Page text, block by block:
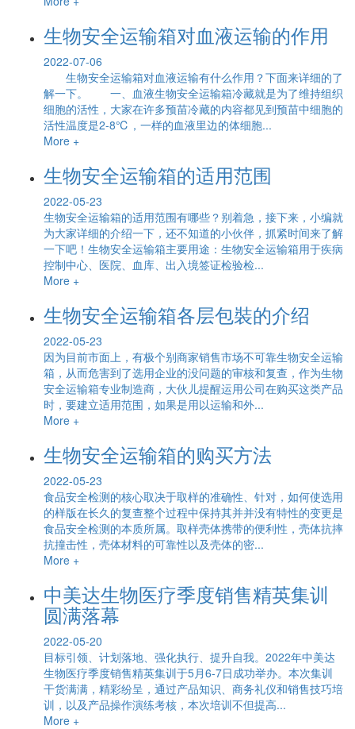
生物安全运输箱对血液运输的作用
2022-07-06
生物安全运输箱对血液运输有什么作用？下面来详细的了
解一下。 一、血液生物安全运输箱冷藏就是为了维持组织
细胞的活性，大家在许多预苗冷藏的内容都见到预苗中细胞的
活性温度是2-8℃，一样的血液里边的体细胞...
More +
生物安全运输箱的适用范围
2022-05-23
生物安全运输箱的适用范围有哪些？别着急，接下来，小编就
为大家详细的介绍一下，还不知道的小伙伴，抓紧时间来了解
一下吧！生物安全运输箱主要用途：生物安全运输箱用于疾病
控制中心、医院、血库、出入境签证检验检...
More +
生物安全运输箱各层包裝的介绍
2022-05-23
因为目前市面上，有极个别商家销售市场不可靠生物安全运输
箱，从而危害到了选用企业的没问题的审核和复查，作为生物
安全运输箱专业制造商，大伙儿提醒运用公司在购买这类产品
时，要建立适用范围，如果是用以运输和外...
More +
生物安全运输箱的购买方法
2022-05-23
食品安全检测的核心取决于取样的准确性、针对，如何使选用
的样版在长久的复查整个过程中保持其并并没有特性的变更是
食品安全检测的本质所属。取样壳体携带的便利性，壳体抗摔
抗撞击性，壳体材料的可靠性以及壳体的密...
More +
中美达生物医疗季度销售精英集训
圆满落幕
2022-05-20
目标引领、计划落地、强化执行、提升自我。2022年中美达
生物医疗季度销售精英集训于5月6-7日成功举办。本次集训
干货满满，精彩纷呈，通过产品知识、商务礼仪和销售技巧培
训，以及产品操作演练考核，本次培训不但提高...
More +